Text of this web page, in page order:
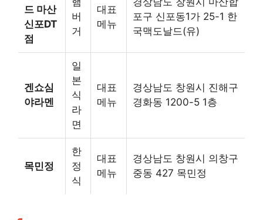
드 마산
신포DT
점
버
거
대표
메뉴
포구 신포동1가 25-1 한
국맥도날드(유)
겐쇼심
야라멘
일
본
식
라
면
대표
메뉴
경상남도 창원시 진해구
경화동 1200-5 1층
목민정
한
정
식
대표
메뉴
경상남도 창원시 의창구
중동 427 목민정